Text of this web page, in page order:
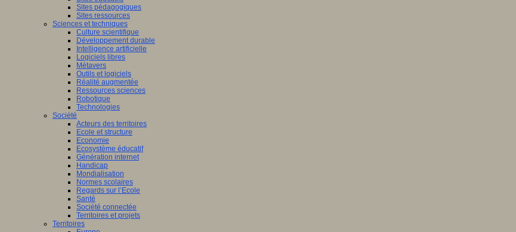
Sites pédagogiques
Sites ressources
Sciences et techniques
Culture scientifique
Développement durable
Intelligence artificielle
Logiciels libres
Métavers
Outils et logiciels
Réalité augmentée
Ressources sciences
Robotique
Technologies
Société
Acteurs des territoires
Ecole et structure
Economie
Ecosystème éducatif
Génération internet
Handicap
Mondialisation
Normes scolaires
Regards sur l’Ecole
Santé
Société connectée
Territoires et projets
Territoires